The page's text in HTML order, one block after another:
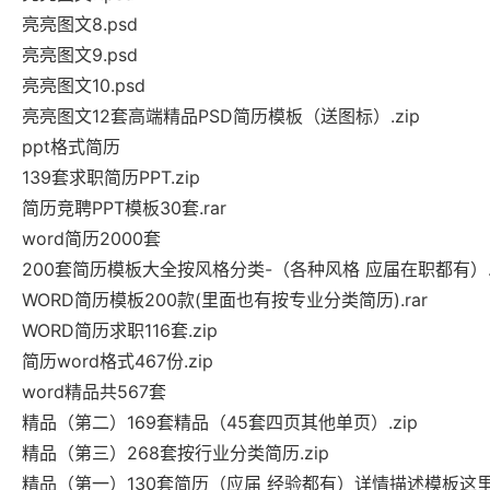
亮亮图文8.psd
亮亮图文9.psd
亮亮图文10.psd
亮亮图文12套高端精品PSD简历模板（送图标）.zip
ppt格式简历
139套求职简历PPT.zip
简历竞聘PPT模板30套.rar
word简历2000套
200套简历模板大全按风格分类-（各种风格 应届在职都有
WORD简历模板200款(里面也有按专业分类简历).rar
WORD简历求职116套.zip
简历word格式467份.zip
word精品共567套
精品（第二）169套精品（45套四页其他单页）.zip
精品（第三）268套按行业分类简历.zip
精品（第一）130套简历（应届 经验都有）详情描述模板这